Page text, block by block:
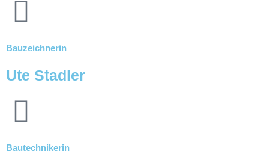
Bauzeichnerin
Ute Stadler
Bautechnikerin